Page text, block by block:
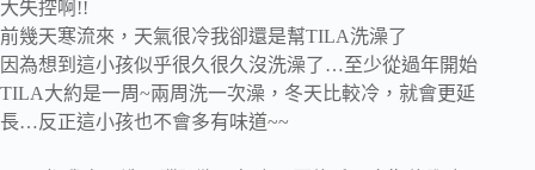
大失控啊!!
前幾天寒流來，天氣很冷我卻還是幫TILA洗澡了
因為想到這小孩似乎很久很久沒洗澡了…至少從過年開始
TILA大約是一周~兩周洗一次澡，冬天比較冷，就會更延
長…反正這小孩也不會多有味道~~